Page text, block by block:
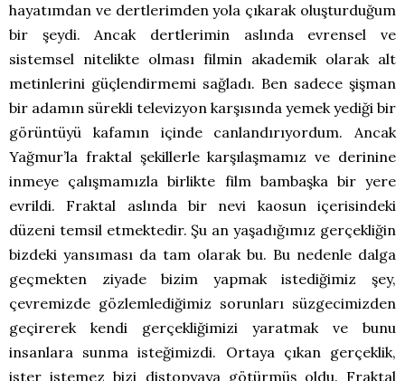
hayatımdan ve dertlerimden yola çıkarak oluşturduğum
bir şeydi. Ancak dertlerimin aslında evrensel ve
sistemsel nitelikte olması filmin akademik olarak alt
metinlerini güçlendirmemi sağladı. Ben sadece şişman
bir adamın sürekli televizyon karşısında yemek yediği bir
görüntüyü kafamın içinde canlandırıyordum. Ancak
Yağmur’la fraktal şekillerle karşılaşmamız ve derinine
inmeye çalışmamızla birlikte film bambaşka bir yere
evrildi. Fraktal aslında bir nevi kaosun içerisindeki
düzeni temsil etmektedir. Şu an yaşadığımız gerçekliğin
bizdeki yansıması da tam olarak bu. Bu nedenle dalga
geçmekten ziyade bizim yapmak istediğimiz şey,
çevremizde gözlemlediğimiz sorunları süzgecimizden
geçirerek kendi gerçekliğimizi yaratmak ve bunu
insanlara sunma isteğimizdi. Ortaya çıkan gerçeklik,
ister istemez bizi distopyaya götürmüş oldu. Fraktal